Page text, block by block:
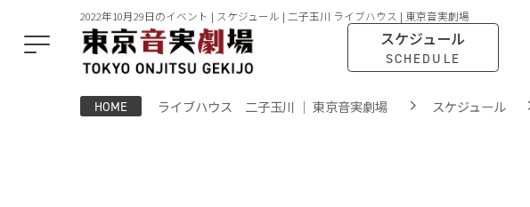
2022年10月29日のイベント | スケジュール | 二子玉川 ライブハウス | 東京音実劇場
スケジュール
SCHEDULE
HOME ライブハウス 二子玉川 ｜ 東京音実劇場 スケジュール